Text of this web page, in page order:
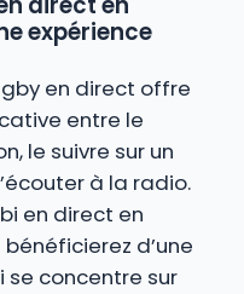
expérience
en direct offre
entre le
le suivre sur un
à la radio.
en direct en
d’une
se concentre sur